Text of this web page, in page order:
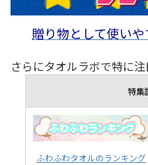
贈り物として使い
さらにタオルラボで特に
特集
ふわふわタオルのランキング